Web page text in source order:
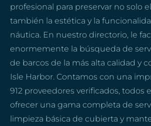
profesional para preservar no solo
también la estética y la
náutica. En nuestro directorio, le
enormemente la búsqueda de
de barcos de la más alta calidad y
Isle Harbor. Contamos con una
912 proveedores verificados, todos
ofrecer una gama completa de
limpieza básica de cubierta y